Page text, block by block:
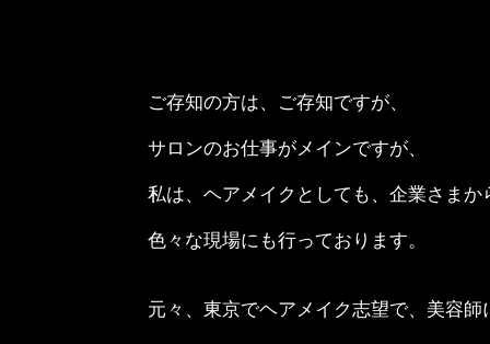
ご存知の方は、ご存知ですが、
サロンのお仕事がメインですが、
私は、ヘアメイクとしても、企業さまか
色々な現場にも行っております。
元々、東京でヘアメイク志望で、美容師